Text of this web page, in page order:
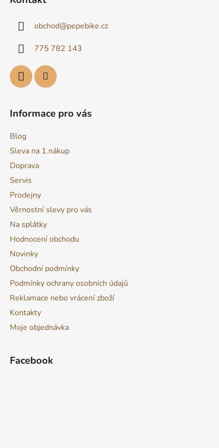
obchod@pepebike.cz
775 782 143
Informace pro vás
Blog
Sleva na 1.nákup
Doprava
Servis
Prodejny
Věrnostní slevy pro vás
Na splátky
Hodnocení obchodu
Novinky
Obchodní podmínky
Podmínky ochrany osobních údajů
Reklamace nebo vrácení zboží
Kontakty
Moje objednávka
Facebook